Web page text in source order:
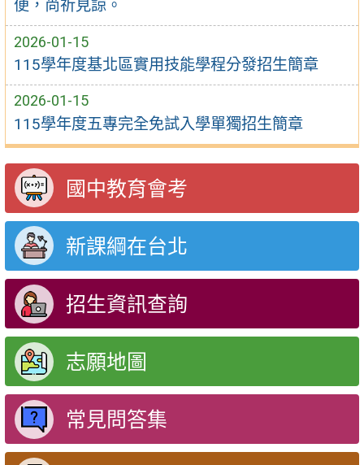
便，尚祈見諒。
2026-01-15
115學年度基北區實用技能學程分發招生簡章
2026-01-15
115學年度五專完全免試入學單獨招生簡章
國中教育會考
新課綱在台北
招生資訊查詢
志願地圖
常見問答集